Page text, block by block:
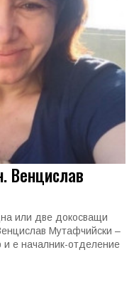
Венцислав
или две докосващи
Мутафчийски –
е началник-отделение